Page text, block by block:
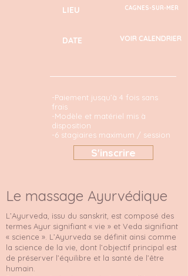
LIEU
DATE
CAGNES-SUR-MER
VOIR CALENDRIER
-Paiement jusqu’à 4 fois sans
frais
-Modèle et matériel mis à
disposition
-6 stagiaires maximum / session
S'inscrire
Le massage Ayurvédique
L’Ayurveda, issu du sanskrit, est composé des
termes Ayur signifiant « vie » et Veda signifiant
« science ». L’Ayurveda se définit ainsi comme
la science de la vie, dont l’objectif principal est
de préserver l’équilibre et la santé de l’être
humain.